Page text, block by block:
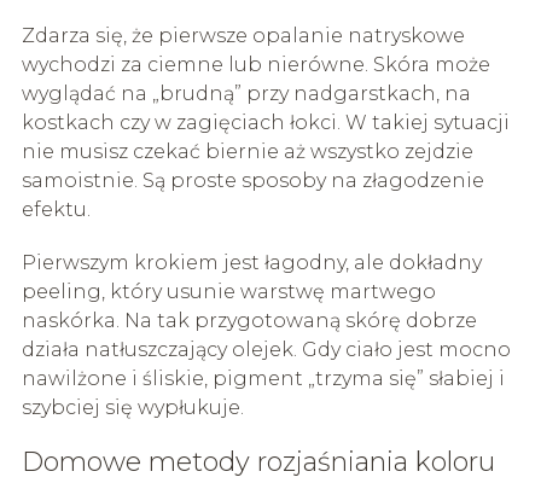
Zdarza się, że pierwsze opalanie natryskowe
wychodzi za ciemne lub nierówne. Skóra może
wyglądać na „brudną” przy nadgarstkach, na
kostkach czy w zagięciach łokci. W takiej sytuacji
nie musisz czekać biernie aż wszystko zejdzie
samoistnie. Są proste sposoby na złagodzenie
efektu.
Pierwszym krokiem jest łagodny, ale dokładny
peeling, który usunie warstwę martwego
naskórka. Na tak przygotowaną skórę dobrze
działa natłuszczający olejek. Gdy ciało jest mocno
nawilżone i śliskie, pigment „trzyma się” słabiej i
szybciej się wypłukuje.
Domowe metody rozjaśniania koloru